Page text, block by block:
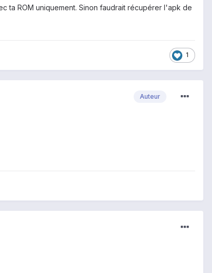
ta ROM uniquement. Sinon faudrait récupérer l'apk de
1
Auteur